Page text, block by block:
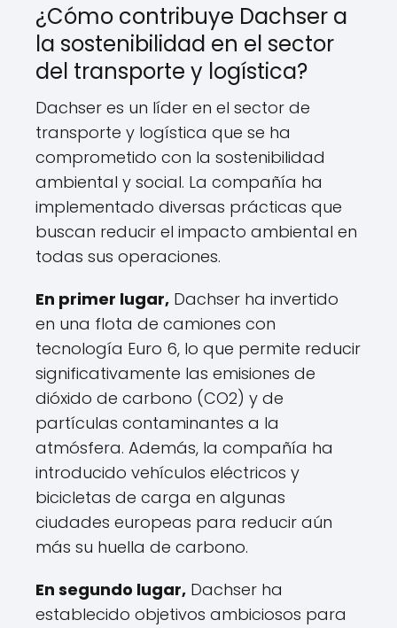
¿Cómo contribuye Dachser a
la sostenibilidad en el sector
del transporte y logística?
Dachser es un líder en el sector de
transporte y logística que se ha
comprometido con la sostenibilidad
ambiental y social. La compañía ha
implementado diversas prácticas que
buscan reducir el impacto ambiental en
todas sus operaciones.
En primer lugar, Dachser ha invertido
en una flota de camiones con
tecnología Euro 6, lo que permite reducir
significativamente las emisiones de
dióxido de carbono (CO2) y de
partículas contaminantes a la
atmósfera. Además, la compañía ha
introducido vehículos eléctricos y
bicicletas de carga en algunas
ciudades europeas para reducir aún
más su huella de carbono.
En segundo lugar, Dachser ha
establecido objetivos ambiciosos para